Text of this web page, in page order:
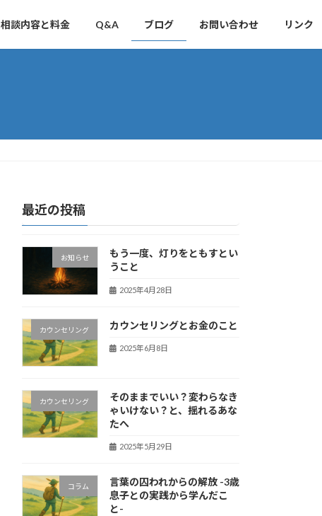
相談内容と料金 Q&A ブログ お問い合わせ リンク
最近の投稿
お知らせ
もう一度、灯りをともすとい
うこと
2025年4月28日
カウンセリング カウンセリングとお金のこと
2025年6月8日
カウンセリング
そのままでいい？変わらなき
ゃいけない？と、揺れるあな
たへ
2025年5月29日
コラム
言葉の囚われからの解放 -3歳
息子との実践から学んだこ
と-